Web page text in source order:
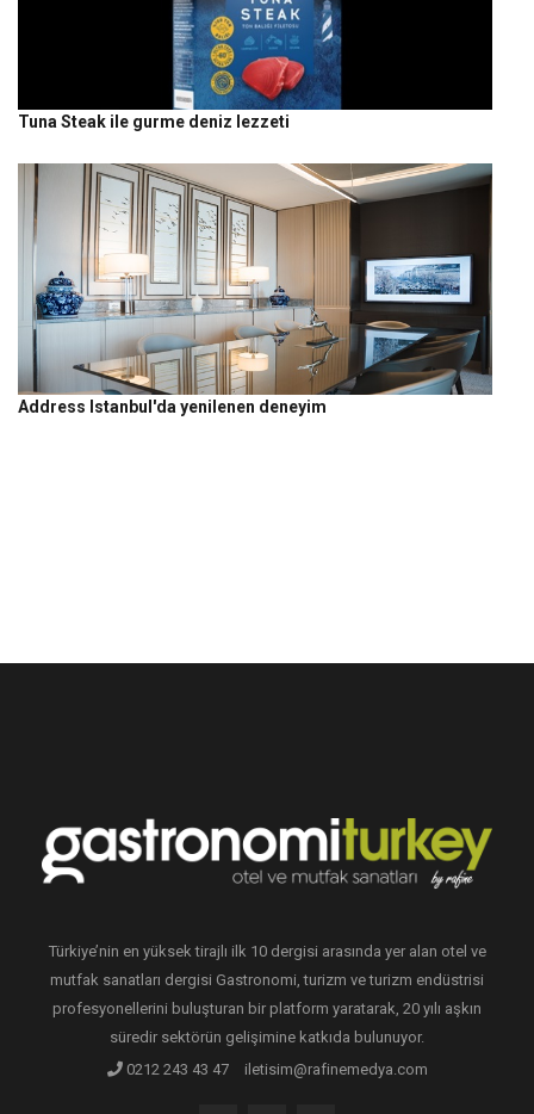
Tuna Steak ile gurme deniz lezzeti
Address Istanbul'da yenilenen deneyim
Türkiye’nin en yüksek tirajlı ilk 10 dergisi arasında yer alan otel ve
mutfak sanatları dergisi Gastronomi, turizm ve turizm endüstrisi
profesyonellerini buluşturan bir platform yaratarak, 20 yılı aşkın
süredir sektörün gelişimine katkıda bulunuyor.
0212 243 43 47
iletisim@rafinemedya.com